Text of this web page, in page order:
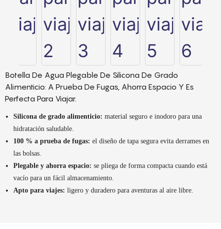
Botella De Agua Plegable De Silicona De Grado
Alimenticio: A Prueba De Fugas, Ahorra Espacio Y Es
Perfecta Para Viajar.
Silicona de grado alimenticio: material seguro e inodoro para una
hidratación saludable.
100 % a prueba de fugas: el diseño de tapa segura evita derrames en
las bolsas.
Plegable y ahorra espacio: se pliega de forma compacta cuando está
vacío para un fácil almacenamiento.
Apto para viajes: ligero y duradero para aventuras al aire libre.